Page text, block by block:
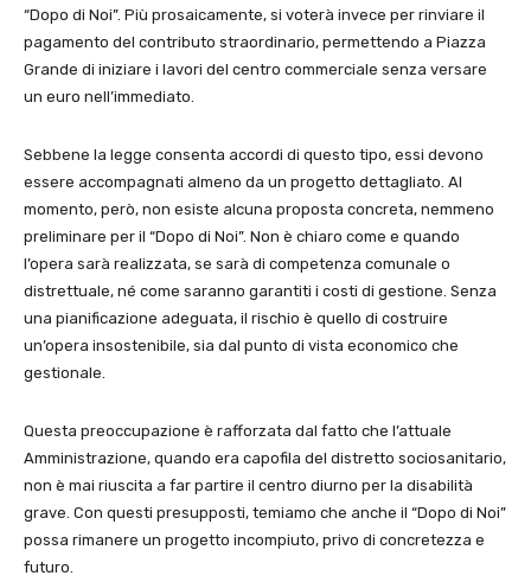
“Dopo di Noi”. Più prosaicamente, si voterà invece per rinviare il
pagamento del contributo straordinario, permettendo a Piazza
Grande di iniziare i lavori del centro commerciale senza versare
un euro nell’immediato.
Sebbene la legge consenta accordi di questo tipo, essi devono
essere accompagnati almeno da un progetto dettagliato. Al
momento, però, non esiste alcuna proposta concreta, nemmeno
preliminare per il “Dopo di Noi”. Non è chiaro come e quando
l’opera sarà realizzata, se sarà di competenza comunale o
distrettuale, né come saranno garantiti i costi di gestione. Senza
una pianificazione adeguata, il rischio è quello di costruire
un’opera insostenibile, sia dal punto di vista economico che
gestionale.
Questa preoccupazione è rafforzata dal fatto che l’attuale
Amministrazione, quando era capofila del distretto sociosanitario,
non è mai riuscita a far partire il centro diurno per la disabilità
grave. Con questi presupposti, temiamo che anche il “Dopo di Noi”
possa rimanere un progetto incompiuto, privo di concretezza e
futuro.